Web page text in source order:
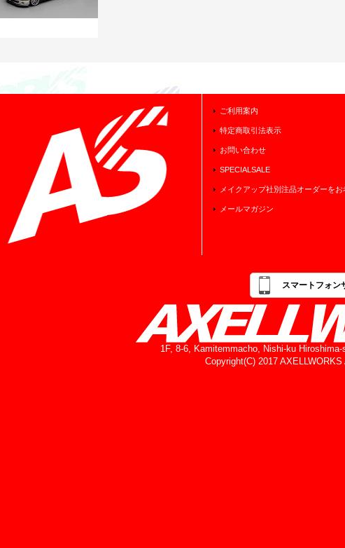
ご利用案内
特定商取引法表示
お問い合わせ
SPECIALSALE
メイクアップ社別注品オーダーを
メールマガジン
スマートフォン
1F, 8-6, Kamitemmacho, Nishi-ku
Copyright(C) 2017